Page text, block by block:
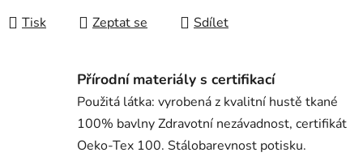
Tisk Zeptat se Sdílet
Přírodní materiály s certifikací
Použitá látka: vyrobená z kvalitní hustě tkané
100% bavlny Zdravotní nezávadnost, certifikát
Oeko-Tex 100. Stálobarevnost potisku.